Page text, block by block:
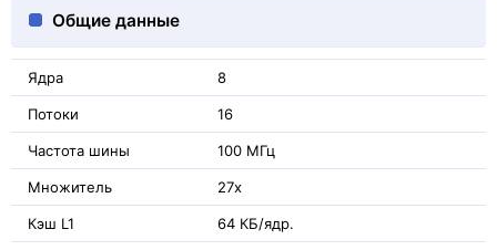
Общие данные
Ядра 8
Потоки 16
Частота шины 100 МГц
Множитель 27x
Кэш L1 64 КБ/ядр.